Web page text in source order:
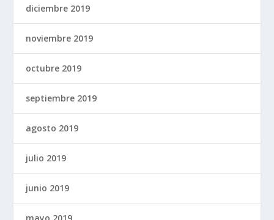
diciembre 2019
noviembre 2019
octubre 2019
septiembre 2019
agosto 2019
julio 2019
junio 2019